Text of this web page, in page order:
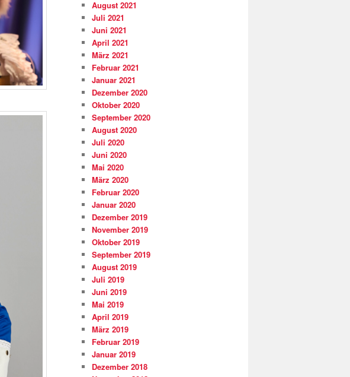
August 2021
Juli 2021
Juni 2021
April 2021
März 2021
Februar 2021
Januar 2021
Dezember 2020
Oktober 2020
September 2020
August 2020
Juli 2020
Juni 2020
Mai 2020
März 2020
Februar 2020
Januar 2020
Dezember 2019
November 2019
Oktober 2019
September 2019
August 2019
Juli 2019
Juni 2019
Mai 2019
April 2019
März 2019
Februar 2019
Januar 2019
Dezember 2018